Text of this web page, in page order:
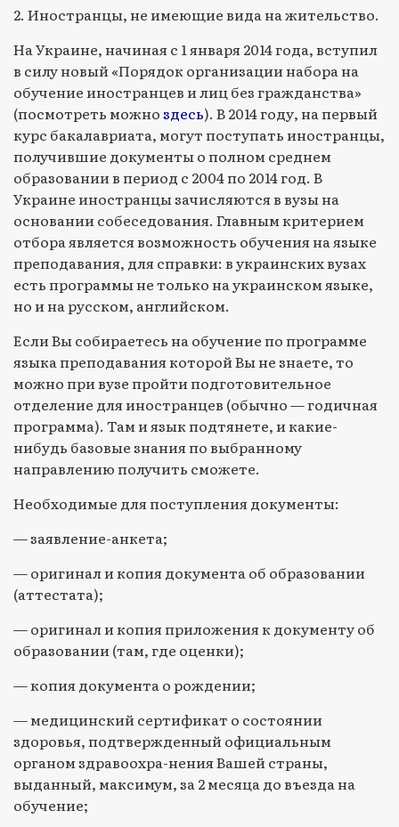
2. Иностранцы, не имеющие вида на жительство.
На Украине, начиная с 1 января 2014 года, вступил
в силу новый «Порядок организации набора на
обучение иностранцев и лиц без гражданства»
(посмотреть можноздесь). В 2014 году, на первый
курс бакалавриата, могут поступать иностранцы,
получившие документы о полном среднем
образовании в период с 2004 по 2014 год. В
Украине иностранцы зачисляются в вузы на
основании собеседования. Главным критерием
отбора является возможность обучения на языке
преподавания, для справки: в украинских вузах
есть программы не только на украинском языке,
но и на русском, английском.
Если Вы собираетесь на обучение по программе
языка преподавания которой Вы не знаете, то
можно при вузе пройти подготовительное
отделение для иностранцев (обычно — годичная
программа). Там и язык подтянете, и какие-
нибудь базовые знания по выбранному
направлению получить сможете.
Необходимые для поступления документы:
— заявление-анкета;
— оригинал и копия документа об образовании
(аттестата);
— оригинал и копия приложения к документу об
образовании (там, где оценки);
— копия документа о рождении;
— медицинский сертификат о состоянии
здоровья, подтвержденный официальным
органом здравоохра-нения Вашей страны,
выданный, максимум, за 2 месяца до въезда на
обучение;